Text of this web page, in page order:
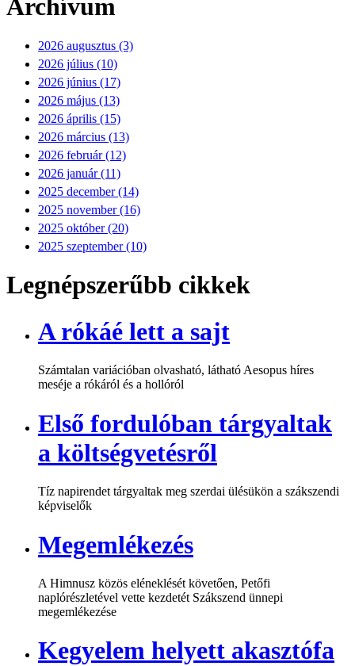
Archívum
2026 augusztus (3)
2026 július (10)
2026 június (17)
2026 május (13)
2026 április (15)
2026 március (13)
2026 február (12)
2026 január (11)
2025 december (14)
2025 november (16)
2025 október (20)
2025 szeptember (10)
Legnépszerűbb cikkek
A rókáé lett a sajt
Számtalan variációban olvasható, látható Aesopus híres
meséje a rókáról és a hollóról
Első fordulóban tárgyaltak
a költségvetésről
Tíz napirendet tárgyaltak meg szerdai ülésükön a szákszendi
képviselők
Megemlékezés
A Himnusz közös eléneklését követően, Petőfi
naplórészletével vette kezdetét Szákszend ünnepi
megemlékezése
Kegyelem helyett akasztófa